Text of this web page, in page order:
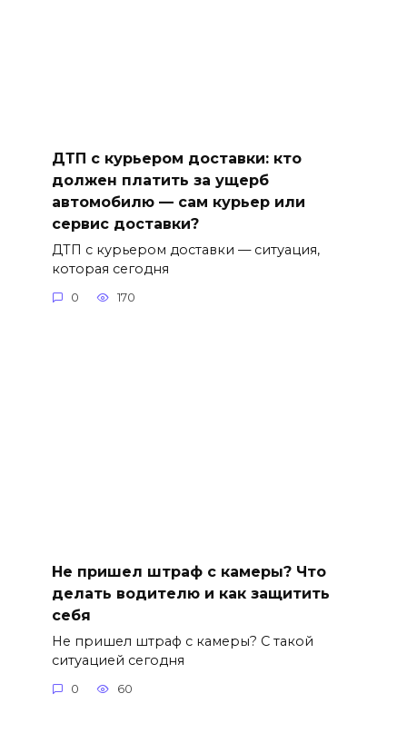
ДТП с курьером доставки: кто
должен платить за ущерб
автомобилю — сам курьер или
сервис доставки?
ДТП с курьером доставки — ситуация,
которая сегодня
0 170
Не пришел штраф с камеры? Что
делать водителю и как защитить
себя
Не пришел штраф с камеры? С такой
ситуацией сегодня
0 60